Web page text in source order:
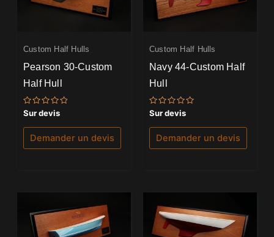
Custom Half Hulls
Pearson 30-Custom
Half Hull
Note
0
sur
Sur devis
Demander un devis
Custom Half Hulls
Navy 44-Custom Half
Hull
Note
0
sur
Sur devis
Demander un devis